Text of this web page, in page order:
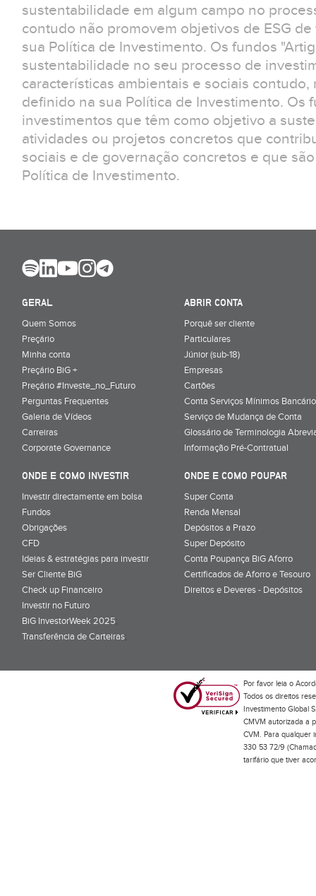
sustentabilidade em algum campo no
contudo não promovem objetivos de ESG
sua Política de Investimento. Os fundos
sustentabilidade no seu processo de
características ambientais e sociais
definido na sua Política de Investimento. Os
investimentos que têm como objetivo a
atividades ou projetos concretos que
sociais e de governação concretos e que
Política de Investimento.
GERAL
Quem Somos
Preçário
Minha conta
Preçário BiG +
Preçário #Investe_no_Futuro
Perguntas Frequentes
Galeria de Vídeos
Carreiras
Corporate Governance
ABRIR CONTA
Porquê ser cliente
Particulares
Júnior (sub-18)
Empresas
Cartões
Conta Serviços Mínimos
Serviço de Mudança de Conta
Glossário de Terminologia
Informação Pré-Contratual
ONDE E COMO INVESTIR
Investir directamente em bolsa
Fundos
Obrigações
CFD
Ideias & estratégias para investir
Ser Cliente BiG
Check up Financeiro
Investir no Futuro
BiG InvestorWeek 2025;
Transferência de Carteiras;
ONDE E COMO POUPAR
Super Conta
Renda Mensal
Depósitos a Prazo
Super Depósito
Conta Poupança BiG Aforro
Certificados de Aforro e Tesouro
Direitos e Deveres - Depósitos
Por favor leia o
Todos os direitos
Investimento Global
CMVM autorizada a
CVM. Para qualquer
330 53 72/9
tarifário que tiver